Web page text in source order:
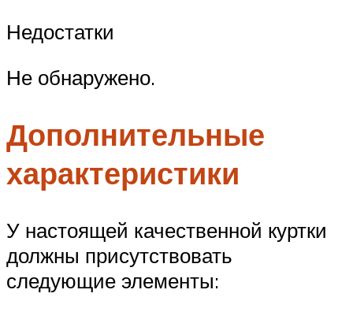
Недостатки
Не обнаружено.
Дополнительные
характеристики
У настоящей качественной куртки
должны присутствовать
следующие элементы: